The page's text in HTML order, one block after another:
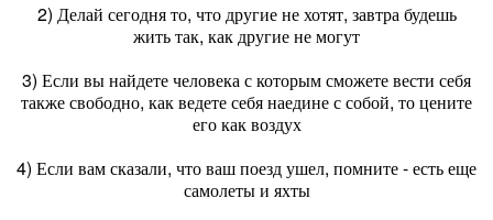
2) Делай сегодня то, что другие не хотят, завтра будешь
жить так, как другие не могут
3) Если вы найдете человека с которым сможете вести себя
также свободно, как ведете себя наедине с собой, то цените
его как воздух
4) Если вам сказали, что ваш поезд ушел, помните - есть еще
самолеты и яхты